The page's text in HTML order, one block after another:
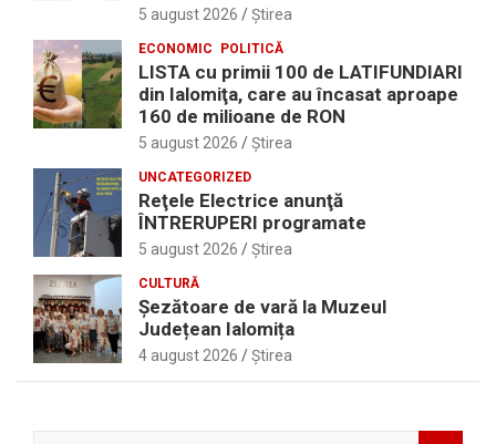
5 august 2026 Ştirea
ECONOMIC POLITICĂ
LISTA cu primii 100 de LATIFUNDIARI
din Ialomiţa, care au încasat aproape
160 de milioane de RON
5 august 2026 Ştirea
UNCATEGORIZED
Reţele Electrice anunţă
ÎNTRERUPERI programate
5 august 2026 Ştirea
CULTURĂ
Șezătoare de vară la Muzeul
Județean Ialomița
4 august 2026 Ştirea